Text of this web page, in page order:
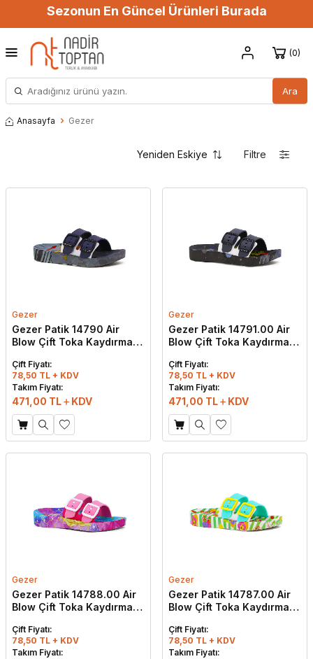
Sezonun En Güncel Ürünleri Burada
Ara
0
Anasayfa Gezer
Filtre
Gezer
Gezer Patik 14790 Air
Blow Çift Toka Kaydırmaz
Çift Fiyatı:
78,50 TL + KDV
Takım Fiyatı:
471,00 TL KDV
Gezer
Gezer Patik 14791.00 Air
Blow Çift Toka Kaydırmaz
Çift Fiyatı:
78,50 TL + KDV
Takım Fiyatı:
471,00 TL KDV
Gezer
Gezer Patik 14788.00 Air
Blow Çift Toka Kaydırmaz
Çift Fiyatı:
78,50 TL + KDV
Takım Fiyatı:
Gezer
Gezer Patik 14787.00 Air
Blow Çift Toka Kaydırmaz
Çift Fiyatı:
78,50 TL + KDV
Takım Fiyatı: